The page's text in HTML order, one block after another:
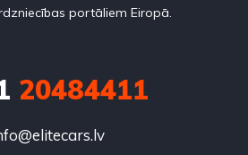
portāliem Eiropā.
20484411